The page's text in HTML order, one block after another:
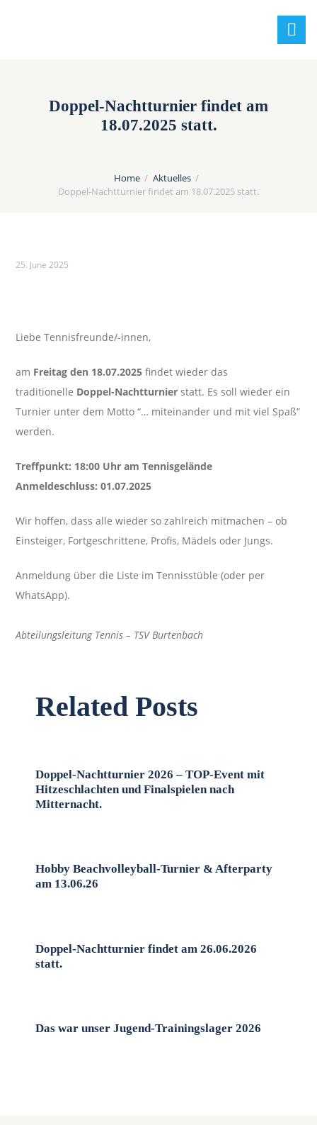
Doppel-Nachtturnier findet am
18.07.2025 statt.
Home
Aktuelles
Doppel-Nachtturnier findet am 18.07.2025 statt.
25. June 2025
Liebe Tennisfreunde/-innen,
am Freitag den 18.07.2025 findet wieder das
traditionelle Doppel-Nachtturnier statt. Es soll wieder ein
Turnier unter dem Motto “… miteinander und mit viel Spaß”
werden.
Treffpunkt: 18:00 Uhr am Tennisgelände
Anmeldeschluss: 01.07.2025
Wir hoffen, dass alle wieder so zahlreich mitmachen – ob
Einsteiger, Fortgeschrittene, Profis, Mädels oder Jungs.
Anmeldung über die Liste im Tennisstüble (oder per
WhatsApp).
Abteilungsleitung Tennis – TSV Burtenbach
Related Posts
Doppel-Nachtturnier 2026 – TOP-Event mit
Hitzeschlachten und Finalspielen nach
Mitternacht.
Hobby Beachvolleyball-Turnier & Afterparty
am 13.06.26
Doppel-Nachtturnier findet am 26.06.2026
statt.
Das war unser Jugend-Trainingslager 2026